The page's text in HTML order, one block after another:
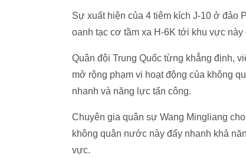
Sự xuất hiện của 4 tiêm kích J-10 ở đảo
oanh tạc cơ tầm xa H-6K tới khu vực
Quân đội Trung Quốc từng khẳng định,
mở rộng phạm vi hoạt động của không
nhanh và năng lực tấn công.
Chuyên gia quân sự Wang Mingliang
không quân nước này đẩy nhanh khả
vực.